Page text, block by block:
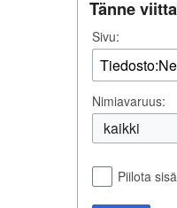
Tänne
Sivu:
Nimiavaruus:
kaikki
Piilota